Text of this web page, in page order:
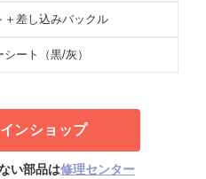
＋差し込みバックル
シート（黒/灰）
ンショップ
い部品は修理センター